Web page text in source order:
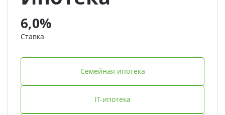
6,0%
Ставка
Семейная ипотека
IT-ипотека